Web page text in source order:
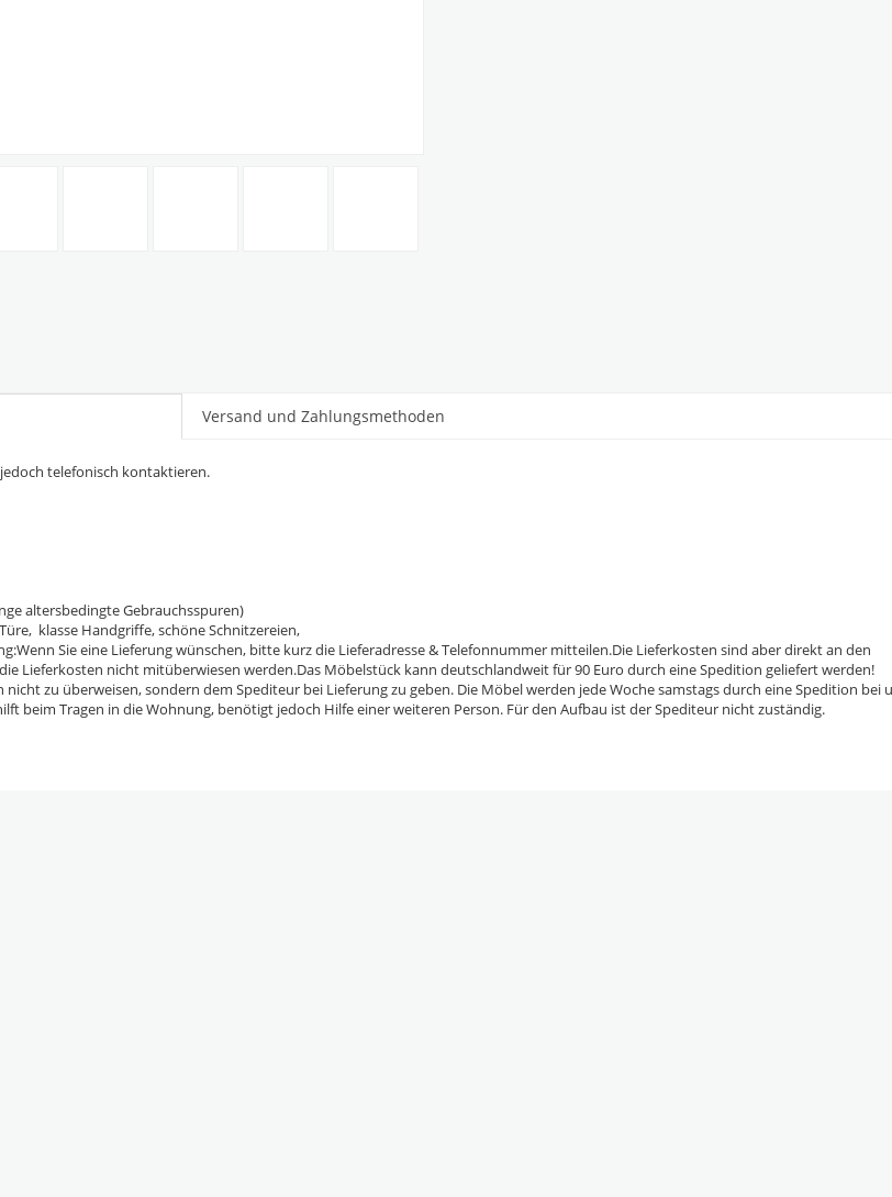
Versand und Zahlungsmethoden
telefonisch kontaktieren.
altersbedingte Gebrauchsspuren)
klasse Handgriffe, schöne Schnitzereien,
Sie eine Lieferung wünschen, bitte kurz die Lieferadresse & Telefonnummer mitteilen.Die Lieferkosten sind aber direkt an den
Lieferkosten nicht mitüberwiesen werden.Das Möbelstück kann deutschlandweit für 90 Euro durch eine Spedition geliefert werden!
zu überweisen, sondern dem Spediteur bei Lieferung zu geben. Die Möbel werden jede Woche samstags durch eine Spedition bei
beim Tragen in die Wohnung, benötigt jedoch Hilfe einer weiteren Person. Für den Aufbau ist der Spediteur nicht zuständig.